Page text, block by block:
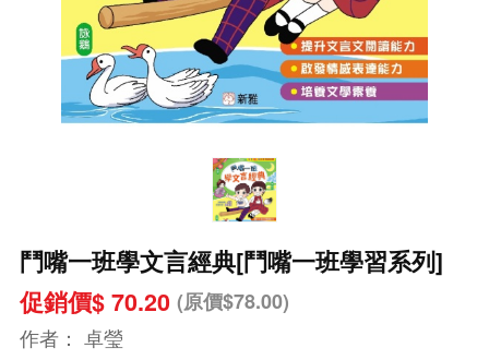
鬥嘴一班學文言經典[鬥嘴一班學習系列]
促銷價$ 70.20 (原價$78.00)
作者： 卓瑩